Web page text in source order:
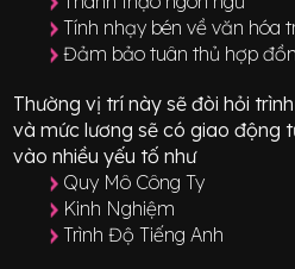
Tính nhạy bén về văn hóa
Đảm bảo tuân thủ hợp
Thường vị trí này sẽ đòi hỏi
và mức lương sẽ có giao động
vào nhiều yếu tố như
Quy Mô Công Ty
Kinh Nghiệm
Trình Độ Tiếng Anh